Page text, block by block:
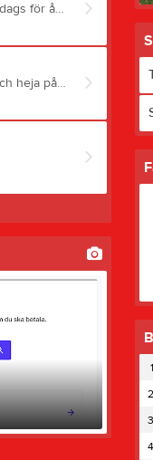
Välkomna på THIF:s fotbollsfritids 2026! I juni efter skolan slutat är det dags för årets höjdpunkt på Tornavallen. För vi vet inte ens vilken gång i ordningen anordnar vi i THIF vårt populära Fotbollsfritids. Det utlovas lekar, vattenkrig och självklart massor med fotboll! Var: Tornavallen När: V. 25, 15 - 18 juni Tid: Kl. 14.00-17.00 För vem: 7–11 år (man behöver inte vara medlem i THIF eller spela fotboll) Pris: 500 kr för fyra dagar (130 kr /dag) Barnen hämtas av ledare på Torna Hällestads fritids kl. 13:30 eller så kommer de direkt till Tornavallen kl 14. Först blir det mellis och sen drar aktiviteterna igång. Man ska komma ombytt och får gärna ha med sig en vattenflaska. På torsdagen avslutas fotbollsfritids med ett traditionsenligt vattenkrig - ta med badkläder och vattenpistoler. Om du får problem vid anmälan, t ex att knappen för att skicka in inte går att klicka på så beror det oftast på något problem i formuläret. Det kan t ex vara att man missat att fylla i ett obligatoriskt fält (de är markerade med en *), det kan också vara att man angett samma e-post på sig själv som på barnet. Det är också lätt att missa att man måste svara ja eller nej på frågan om det är ok att visa bilder på barnet på vår hemsida och sociala medier. Om du testat allt och ändå har problem, eller han andra frågor eller funderingar, maila fotbollsfritids@thif.se. OBS! Precis som förra året är fritids i Torna Hällestad stängt de två första dagarna, förhoppningsvis kan ni föräldrar turas om att hämta barnen som är i Dalby. Anmälan görs på https://camp.laget.se/thif/fotbollsfritids.
Välkomna till årets andra derby, som spelas på Södra Sandby IP. Kom och heja på våra pågar!!